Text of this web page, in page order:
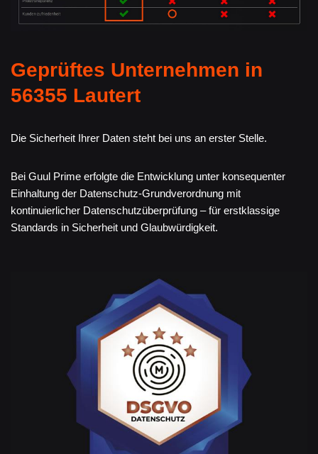
Geprüftes Unternehmen in
56355 Lautert
Die Sicherheit Ihrer Daten steht bei uns an erster Stelle.
Bei Guul Prime erfolgte die Entwicklung unter konsequenter
Einhaltung der Datenschutz-Grundverordnung mit
kontinuierlicher Datenschutzüberprüfung – für erstklassige
Standards in Sicherheit und Glaubwürdigkeit.